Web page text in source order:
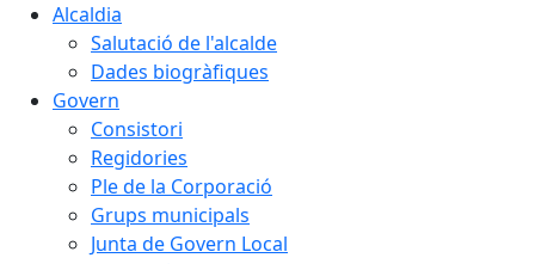
Alcaldia
Salutació de l'alcalde
Dades biogràfiques
Govern
Consistori
Regidories
Ple de la Corporació
Grups municipals
Junta de Govern Local